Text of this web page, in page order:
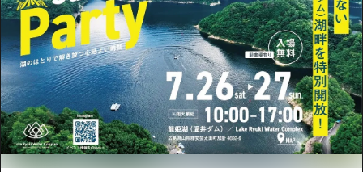
おすすめ
アート
イベント・祭り
グルメ・酒
サイクリング
モデルコース一覧
Dive! Hiroshima 公式ガイド
広島もしもトラベル
あたらしい非日常
広島市周辺
スポット・体験
スポット・体験一覧
広島市周辺
安芸
イベント
旬情報